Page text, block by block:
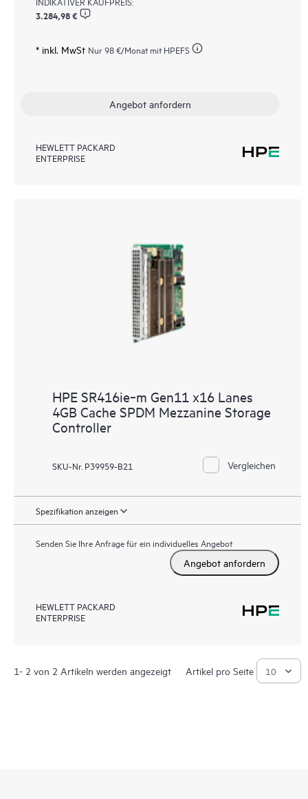
3.284,98 €
* inkl. MwSt Nur 98 €/Monat mit HPEFS
Angebot anfordern
HEWLETT PACKARD
ENTERPRISE
HPE SR416ie‑m Gen11 x16 Lanes
4GB Cache SPDM Mezzanine Storage
Controller
SKU-Nr. P39959-B21 Vergleichen
Spezifikation anzeigen
Senden Sie Ihre Anfrage für ein individuelles Angebot
Angebot anfordern
HEWLETT PACKARD
ENTERPRISE
1- 2 von 2 Artikeln werden angezeigt Artikel pro Seite